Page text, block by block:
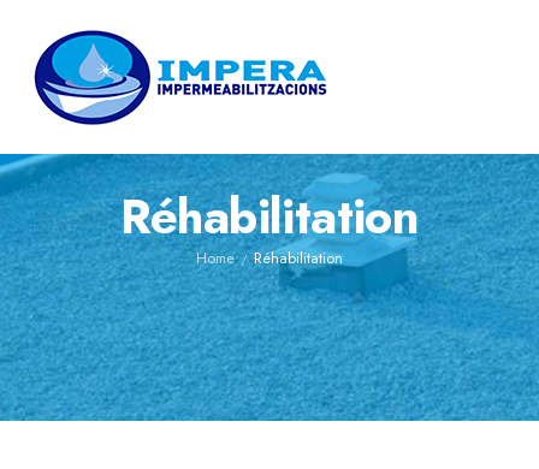
Réhabilitation
Home / Réhabilitation